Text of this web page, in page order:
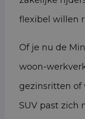
flexibel willen
Of je nu de
woon-
gezinsritten of
SUV past zich